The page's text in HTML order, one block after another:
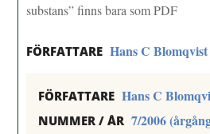
substans” finns bara som PDF
FÖRFATTARE Hans C Blomqvist
FÖRFATTARE Hans C
NUMMER / ÅR 7/2006